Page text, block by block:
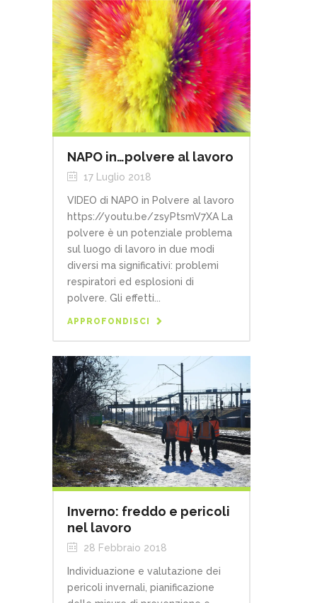
NAPO in…polvere al lavoro
17 Luglio 2018
VIDEO di NAPO in Polvere al lavoro
https://youtu.be/zsyPtsmV7XA La
polvere è un potenziale problema
sul luogo di lavoro in due modi
diversi ma significativi: problemi
respiratori ed esplosioni di
polvere. Gli effetti...
APPROFONDISCI
Inverno: freddo e pericoli
nel lavoro
28 Febbraio 2018
Individuazione e valutazione dei
pericoli invernali, pianificazione